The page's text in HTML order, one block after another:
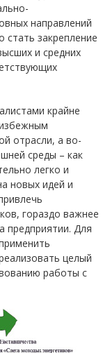
направлений
закрепление
и средних
крайне
отрасли, а во-
среды – как
легко и
новых идей и
гораздо важнее
предприятии. Для
целый
работы с